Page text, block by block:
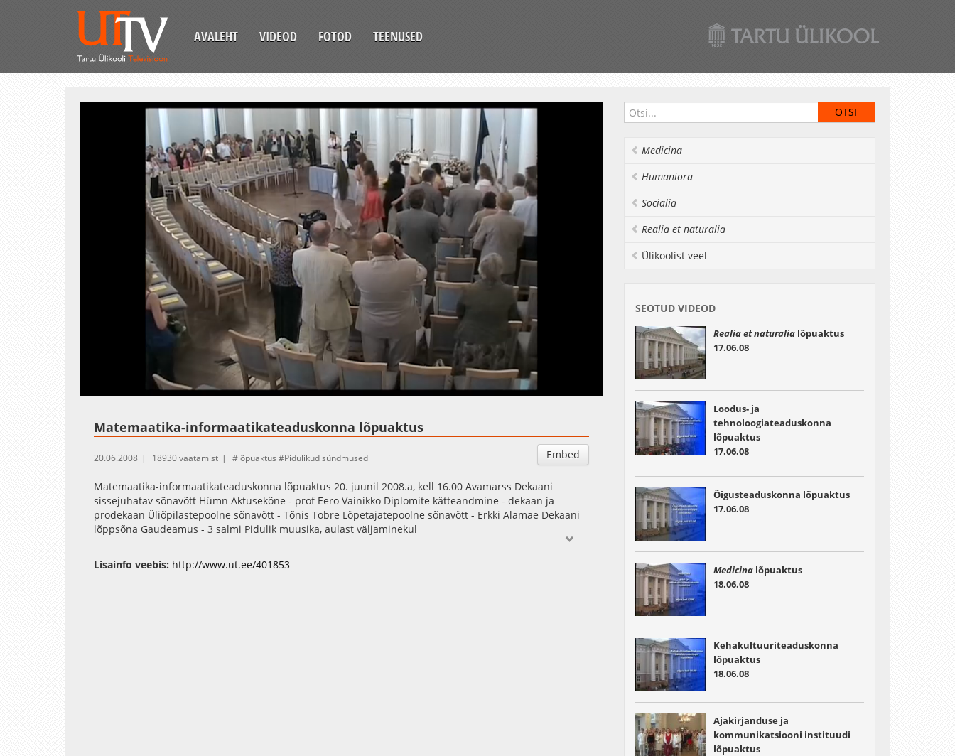
AVALEHT VIDEOD FOTOD TEENUSED
Loaded Esituskiirused
Auto
Matemaatika-informaatikateaduskonna lõpuaktus
Embed
20.06.2008 18930 vaatamist lõpuaktus Pidulikud sündmused
Matemaatika-informaatikateaduskonna lõpuaktus 20. juunil 2008.a, kell 16.00 Avamarss Dekaani
sissejuhatav sõnavõtt Hümn Aktusekõne - prof Eero Vainikko Diplomite kätteandmine - dekaan ja
prodekaan Üliõpilastepoolne sõnavõtt - Tõnis Tobre Lõpetajatepoolne sõnavõtt - Erkki Alamäe Dekaani
lõppsõna Gaudeamus - 3 salmi Pidulik muusika, aulast väljaminekul
Lisainfo veebis: http://www.ut.ee/401853
Medicina
Humaniora
Socialia
Realia et naturalia
Ülikoolist veel
SEOTUD VIDEOD
Realia et naturalialõpuaktus
17.06.08
Loodus- ja
tehnoloogiateaduskonna
lõpuaktus
17.06.08
Õigusteaduskonna lõpuaktus
17.06.08
Medicinalõpuaktus
18.06.08
Kehakultuuriteaduskonna
lõpuaktus
18.06.08
Ajakirjanduse ja
kommunikatsiooni instituudi
lõpuaktus